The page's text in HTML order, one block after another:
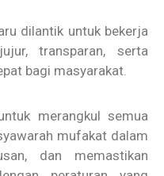
dilantik untuk bekerja
transparan, serta
bagi masyarakat.
merangkul semua
mufakat dalam
dan memastikan